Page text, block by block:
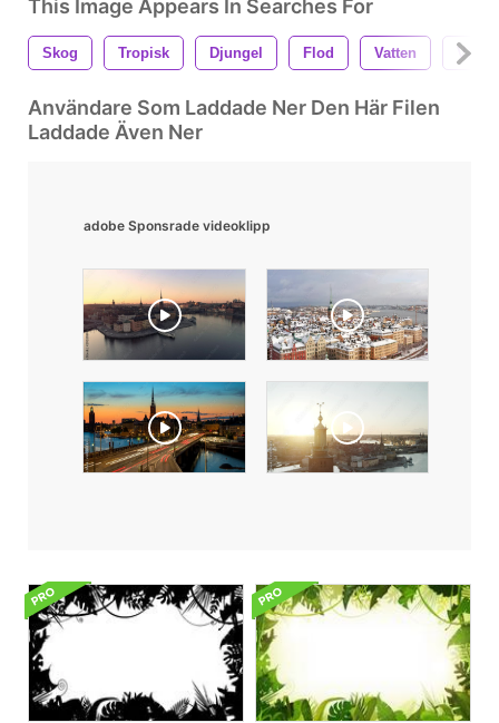
This Image Appears In Searches For
Skog Tropisk Djungel Flod Vatten Växt
Användare Som Laddade Ner Den Här Filen
Laddade Även Ner
adobe Sponsrade videoklipp